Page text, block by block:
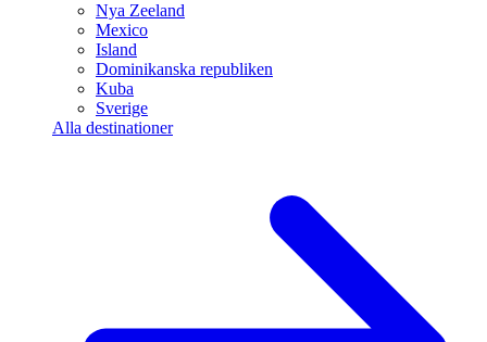
Nya Zeeland
Mexico
Island
Dominikanska republiken
Kuba
Sverige
Alla destinationer